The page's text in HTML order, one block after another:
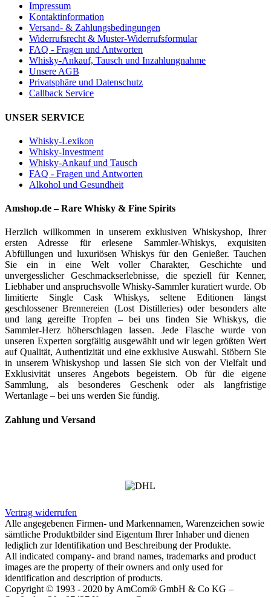
Impressum
Kontaktinformation
Versand- & Zahlungsbedingungen
Widerrufsrecht & Muster-Widerrufsformular
FAQ - Fragen und Antworten
Whisky-Ankauf, Tausch und Inzahlungnahme
Unsere AGB
Privatsphäre und Datenschutz
Callback Service
UNSER SERVICE
Whisky-Lexikon
Whisky-Investment
Whisky-Ankauf und Tausch
FAQ - Fragen und Antworten
Alkohol und Gesundheit
Amshop.de – Rare Whisky & Fine Spirits
Herzlich willkommen in unserem exklusiven Whiskyshop, Ihrer
ersten Adresse für erlesene Sammler-Whiskys, exquisiten
Abfüllungen und luxuriösen Whiskys für den Genießer. Tauchen
Sie ein in eine Welt voller Charakter, Geschichte und
unvergesslicher Geschmackserlebnisse, die speziell für Kenner,
Liebhaber und anspruchsvolle Whisky-Sammler kuratiert wurde. Ob
limitierte Single Cask Whiskys, seltene Editionen längst
geschlossener Brennereien (Lost Distilleries) oder besonders alte
und lang gereifte Tropfen – bei uns finden Sie Whiskys, die
Sammler-Herz höherschlagen lassen. Jede Flasche wurde von
unseren Experten sorgfältig ausgewählt und wir legen größten Wert
auf Qualität, Authentizität und eine exklusive Auswahl. Stöbern Sie
in unserem Whiskyshop und lassen Sie sich von der Vielfalt und
Exklusivität unseres Angebots begeistern. Ob für die eigene
Sammlung, als besonderes Geschenk oder als langfristige
Wertanlage – bei uns werden Sie fündig.
Zahlung und Versand
Vertrag widerrufen
Alle angegebenen Firmen- und Markennamen, Warenzeichen sowie
sämtliche Produktbilder sind Eigentum Ihrer Inhaber und dienen
lediglich zur Identifikation und Beschreibung der Produkte.
All indicated company- and brand names, trademarks and product
images are the property of their owners and only used for
identification and description of products.
Copyright © 1993 - 2020 by AmCom® GmbH & Co KG –